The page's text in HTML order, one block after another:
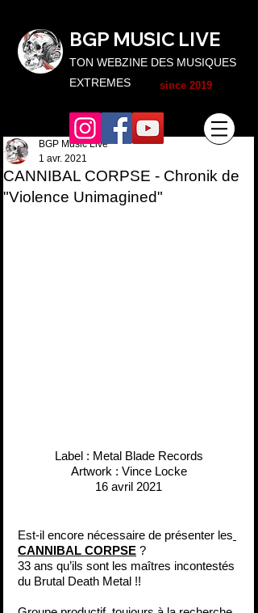
TON WEBZINE DES MUSIQUES
EXTREMES
BGP MUSIC LIVE
since 2019
CANNIBAL CORPSE - Chronik de
"Violence Unimagined"
BGP Music Live
1 avr. 2021
Label : Metal Blade Records
Artwork : Vince Locke
16 avril 2021
Est-il encore nécessaire de présenter les
CANNIBAL CORPSE ?
33 ans qu’ils sont les maîtres incontestés
du Brutal Death Metal !!